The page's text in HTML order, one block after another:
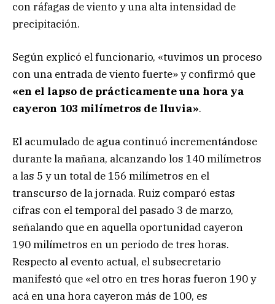
con ráfagas de viento y una alta intensidad de
precipitación.
Según explicó el funcionario, «tuvimos un proceso
con una entrada de viento fuerte» y confirmó que
«en el lapso de prácticamente una hora ya
cayeron 103 milímetros de lluvia».
El acumulado de agua continuó incrementándose
durante la mañana, alcanzando los 140 milímetros
a las 5 y un total de 156 milímetros en el
transcurso de la jornada. Ruiz comparó estas
cifras con el temporal del pasado 3 de marzo,
señalando que en aquella oportunidad cayeron
190 milímetros en un periodo de tres horas.
Respecto al evento actual, el subsecretario
manifestó que «el otro en tres horas fueron 190 y
acá en una hora cayeron más de 100, es